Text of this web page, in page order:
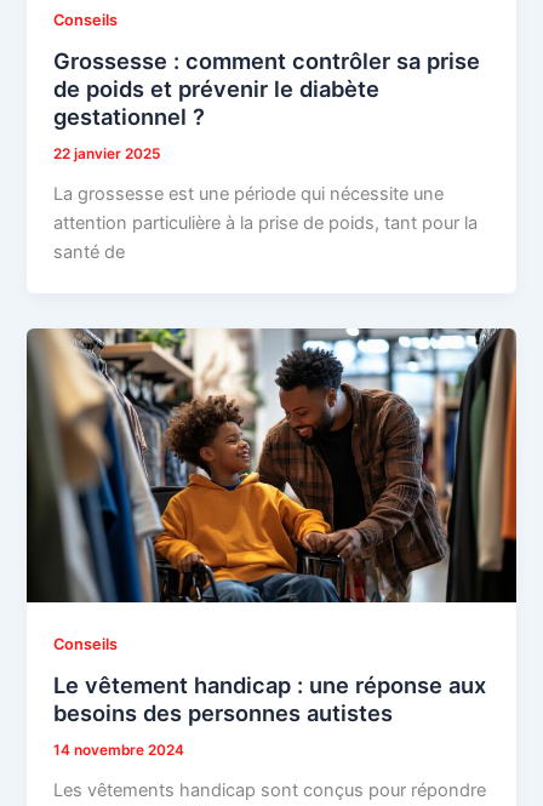
Conseils
Grossesse : comment contrôler sa prise
de poids et prévenir le diabète
gestationnel ?
22 janvier 2025
La grossesse est une période qui nécessite une
attention particulière à la prise de poids, tant pour la
santé de
Conseils
Le vêtement handicap : une réponse aux
besoins des personnes autistes
14 novembre 2024
Les vêtements handicap sont conçus pour répondre